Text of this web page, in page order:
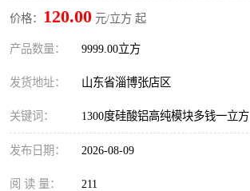
价格： 120.00 元/立方 起
产品数量： 9999.00立方
发货地址： 山东省淄博张店区
关键词： 1300度硅酸铝高纯模块多钱一立方
发布日期： 2026-08-09
阅 读 量： 211